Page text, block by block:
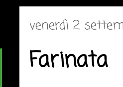
venerdì 2
Farinata